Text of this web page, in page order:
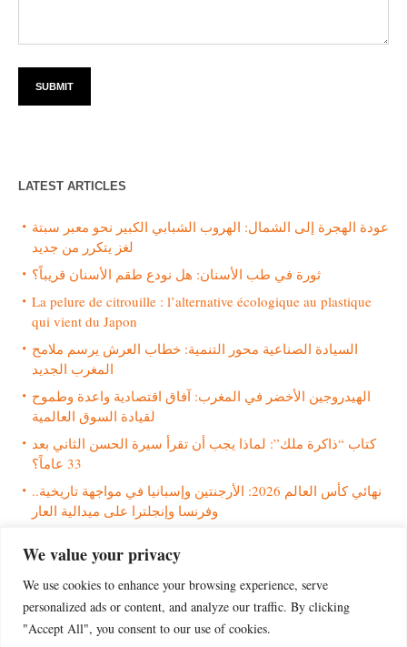
We value your privacy
We use cookies to enhance your browsing experience, serve
personalized ads or content, and analyze our traffic. By clicking
"Accept All", you consent to our use of cookies.
LATEST ARTICLES
عودة الهجرة إلى الشمال: الهروب الشبابي الكبير نحو معبر سبتة
لغز يتكرر من جديد
ثورة في طب الأسنان: هل نودع طقم الأسنان قريباً؟
La pelure de citrouille : l’alternative écologique au plastique
qui vient du Japon
السيادة الصناعية محور التنمية: خطاب العرش يرسم ملامح
المغرب الجديد
الهيدروجين الأخضر في المغرب: آفاق اقتصادية واعدة وطموح
لقيادة السوق العالمية
كتاب “ذاكرة ملك”: لماذا يجب أن تقرأ سيرة الحسن الثاني بعد
33 عاماً؟
نهائي كأس العالم 2026: الأرجنتين وإسبانيا في مواجهة تاريخية..
وفرنسا وإنجلترا على ميدالية العار
2026
Morocco’s Gaza gambit: A milestone for Trump’s peace plan
or a strategic mirage?
افتتاحية الثعلب (53)